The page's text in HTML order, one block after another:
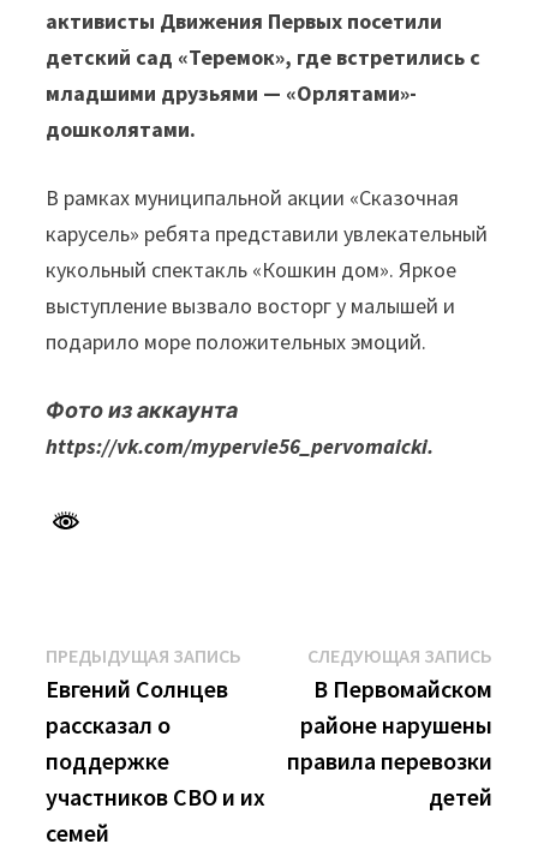
активисты Движения Первых посетили
детский сад «Теремок», где встретились с
младшими друзьями — «Орлятами»-
дошколятами.
В рамках муниципальной акции «Сказочная
карусель» ребята представили увлекательный
кукольный спектакль «Кошкин дом». Яркое
выступление вызвало восторг у малышей и
подарило море положительных эмоций.
Фото из аккаунта
https://vk.com/mypervie56_pervomaicki.
Навигация
по
записям
ПРЕДЫДУЩАЯ ЗАПИСЬ Предыдущая
Евгений Солнцев
рассказал о
поддержке
участников СВО и их
семей
СЛЕДУЮЩАЯ ЗАПИСЬ
В Первомайском
районе нарушены
правила перевозки
детей